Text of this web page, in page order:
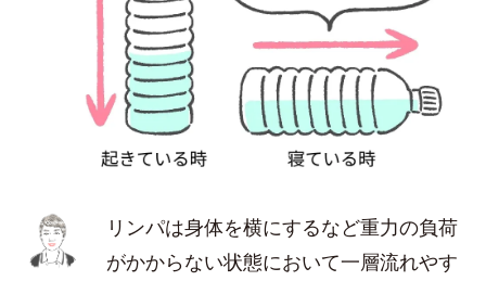
リンパは身体を横にするなど重力の負荷
がかからない状態において一層流れやす